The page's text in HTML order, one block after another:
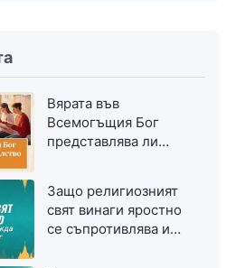
Вярата във
Всемогъщия Бог
представлява ли
Защо религиозният
свят винаги яростно
се съпротивлява и